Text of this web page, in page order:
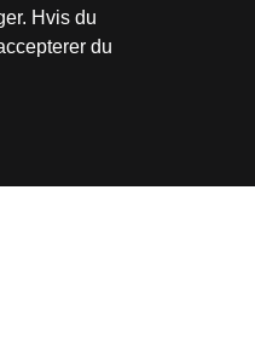
Hvis du
du